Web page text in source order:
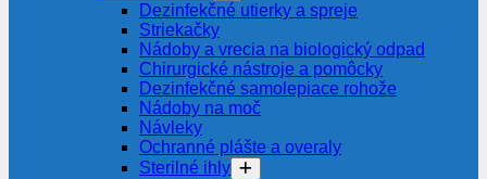
Dezinfekčné utierky a spreje
Striekačky
Nádoby a vrecia na biologický odpad
Chirurgické nástroje a pomôcky
Dezinfekčné samolepiace rohože
Nádoby na moč
Návleky
Ochranné plášte a overaly
Sterilné ihly